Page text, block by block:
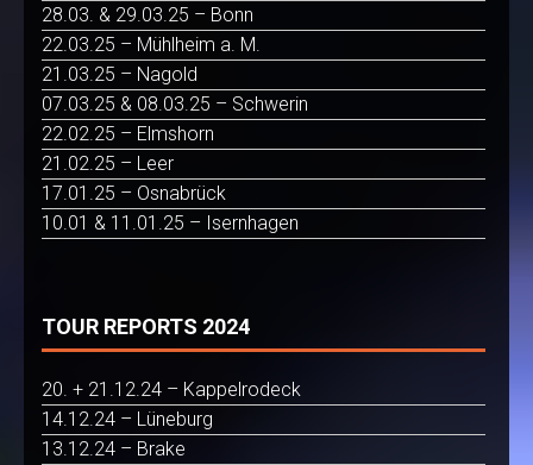
28.03. & 29.03.25 – Bonn
22.03.25 – Mühlheim a. M.
21.03.25 – Nagold
07.03.25 & 08.03.25 – Schwerin
22.02.25 – Elmshorn
21.02.25 – Leer
17.01.25 – Osnabrück
10.01 & 11.01.25 – Isernhagen
TOUR REPORTS 2024
20. + 21.12.24 – Kappelrodeck
14.12.24 – Lüneburg
13.12.24 – Brake